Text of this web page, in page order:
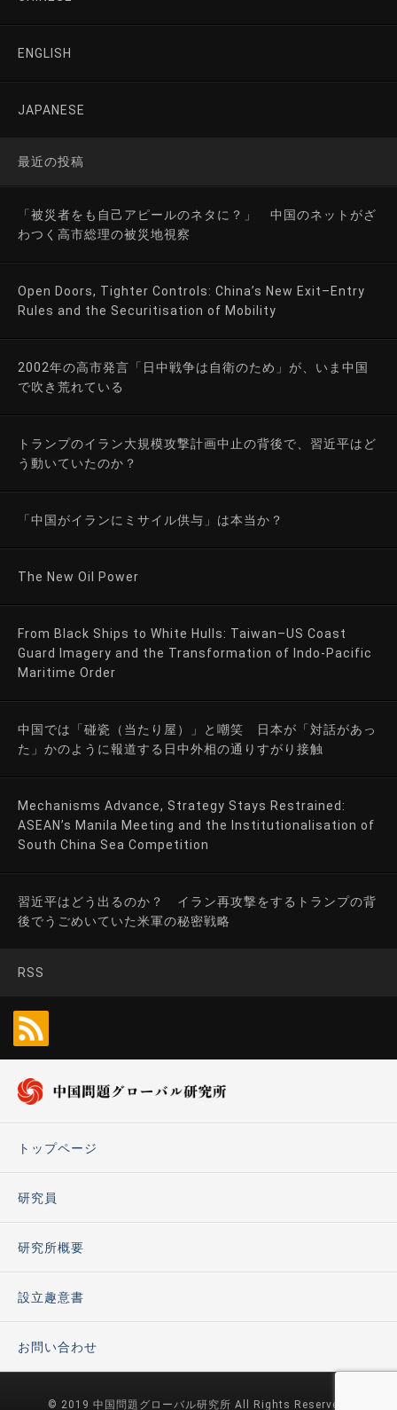
ENGLISH
JAPANESE
最近の投稿
「被災者をも自己アピールのネタに？」 中国のネットがざ
わつく高市総理の被災地視察
Open Doors, Tighter Controls: China’s New Exit–Entry
Rules and the Securitisation of Mobility
2002年の高市発言「日中戦争は自衛のため」が、いま中国
で吹き荒れている
トランプのイラン大規模攻撃計画中止の背後で、習近平はど
う動いていたのか？
「中国がイランにミサイル供与」は本当か？
The New Oil Power
From Black Ships to White Hulls: Taiwan–US Coast
Guard Imagery and the Transformation of Indo-Pacific
Maritime Order
中国では「碰瓷（当たり屋）」と嘲笑 日本が「対話があっ
た」かのように報道する日中外相の通りすがり接触
Mechanisms Advance, Strategy Stays Restrained:
ASEAN’s Manila Meeting and the Institutionalisation of
South China Sea Competition
習近平はどう出るのか？ イラン再攻撃をするトランプの背
後でうごめいていた米軍の秘密戦略
RSS
トップページ
研究員
研究所概要
設立趣意書
お問い合わせ
© 2019 中国問題グローバル研究所 All Rights Reserved.